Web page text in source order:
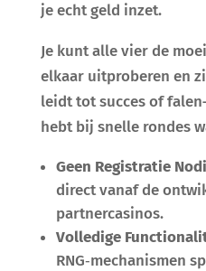
je echt geld inzet.
Je kunt alle vier de
elkaar uitproberen en
leidt tot succes of
hebt bij snelle rondes
Geen Registratie
direct vanaf de
partnercasinos.
Volledige
RNG‑mechanismen